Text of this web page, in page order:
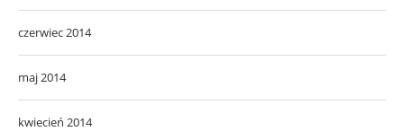
czerwiec 2014
maj 2014
kwiecień 2014